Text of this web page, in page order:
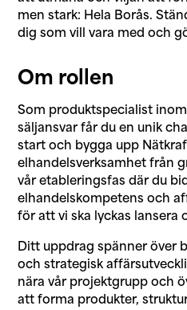
men stark: Hela Borås.
dig som vill vara med och
Om rollen
Som produktspecialist
säljansvar får du en unik
start och bygga upp
elhandelsverksamhet från
vår etableringsfas där du
elhandelskompetens och
för att vi ska lyckas lansera
Ditt uppdrag spänner över
och strategisk
nära vår projektgrupp och
att forma produkter,